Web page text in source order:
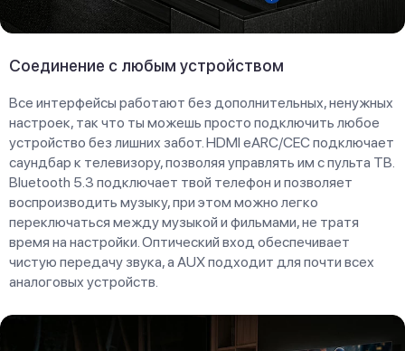
Соединение с любым устройством
Все интерфейсы работают без дополнительных, ненужных
настроек, так что ты можешь просто подключить любое
устройство без лишних забот. HDMI eARC/CEC подключает
саундбар к телевизору, позволяя управлять им с пульта ТВ.
Bluetooth 5.3 подключает твой телефон и позволяет
воспроизводить музыку, при этом можно легко
переключаться между музыкой и фильмами, не тратя
время на настройки. Оптический вход обеспечивает
чистую передачу звука, а AUX подходит для почти всех
аналоговых устройств.